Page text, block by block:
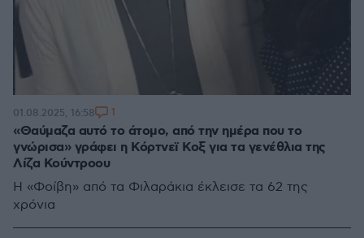
«Θαύμαζα αυτό το άτομο, από την ημέρα που το
γνώρισα» γράφει η Κόρτνεϊ Κοξ για τα γενέθλια της
Λίζα Κούντροου
Η «Φοίβη» από τα Φιλαράκια έκλεισε τα 62 της
χρόνια
01.08.2025, 16:58 1